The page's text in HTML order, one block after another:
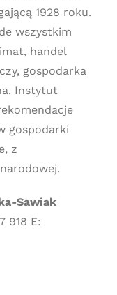
1928 roku.
wszystkim
handel
gospodarka
Instytut
gospodarki
z
Sawiak
918 E: